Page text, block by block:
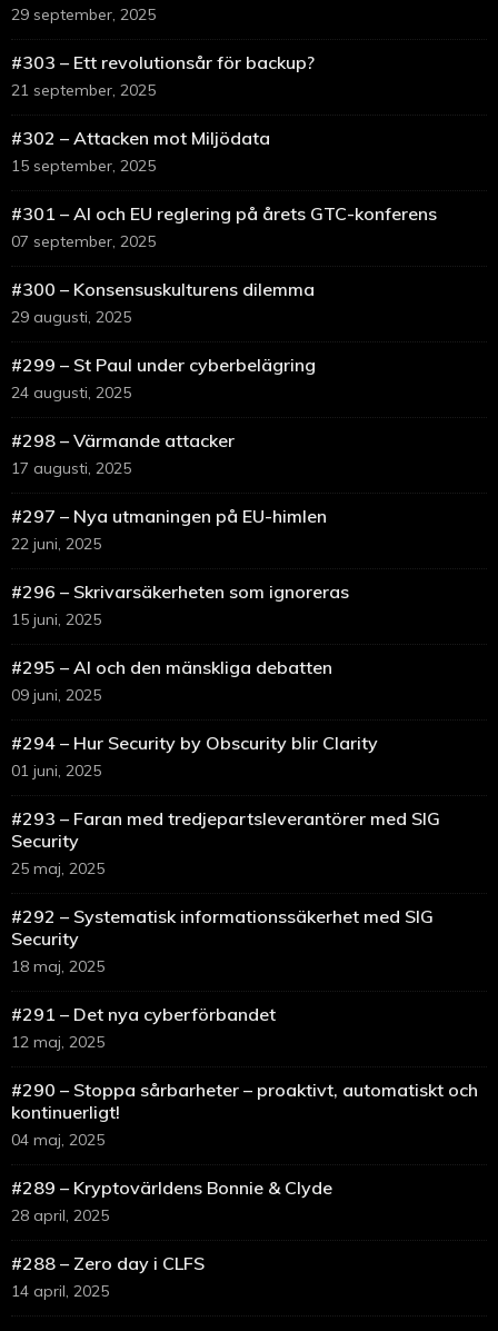
29 september, 2025
#303 – Ett revolutionsår för backup?
21 september, 2025
#302 – Attacken mot Miljödata
15 september, 2025
#301 – AI och EU reglering på årets GTC-konferens
07 september, 2025
#300 – Konsensuskulturens dilemma
29 augusti, 2025
#299 – St Paul under cyberbelägring
24 augusti, 2025
#298 – Värmande attacker
17 augusti, 2025
#297 – Nya utmaningen på EU-himlen
22 juni, 2025
#296 – Skrivarsäkerheten som ignoreras
15 juni, 2025
#295 – AI och den mänskliga debatten
09 juni, 2025
#294 – Hur Security by Obscurity blir Clarity
01 juni, 2025
#293 – Faran med tredjepartsleverantörer med SIG
Security
25 maj, 2025
#292 – Systematisk informationssäkerhet med SIG
Security
18 maj, 2025
#291 – Det nya cyberförbandet
12 maj, 2025
#290 – Stoppa sårbarheter – proaktivt, automatiskt och
kontinuerligt!
04 maj, 2025
#289 – Kryptovärldens Bonnie & Clyde
28 april, 2025
#288 – Zero day i CLFS
14 april, 2025